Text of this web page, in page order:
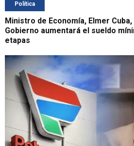
Política
Ministro de Economía, Elmer
Gobierno aumentará el sueldo
etapas